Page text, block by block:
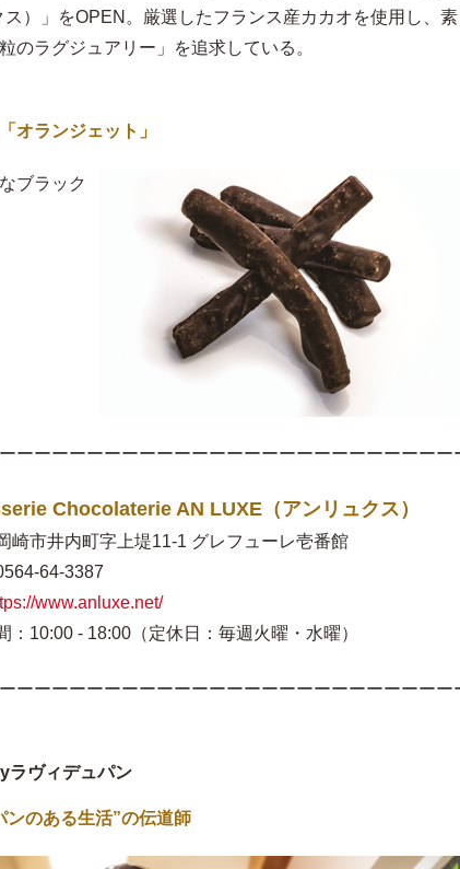
）」をOPEN。厳選したフランス産カカオを使用し、素
のラグジュアリー」を追求している。
オランジェット」
ブラック
ーーーーーーーーーーーーーーーーーーーーーーーーー
Chocolaterie AN LUXE（アンリュクス）
崎市井内町字上堤11-1 グレフューレ壱番館
64-3387
www.anluxe.net/
：10:00 - 18:00（定休日：毎週火曜・水曜）
ーーーーーーーーーーーーーーーーーーーーーーーーー
ラヴィデュパン
ンのある生活”の伝道師